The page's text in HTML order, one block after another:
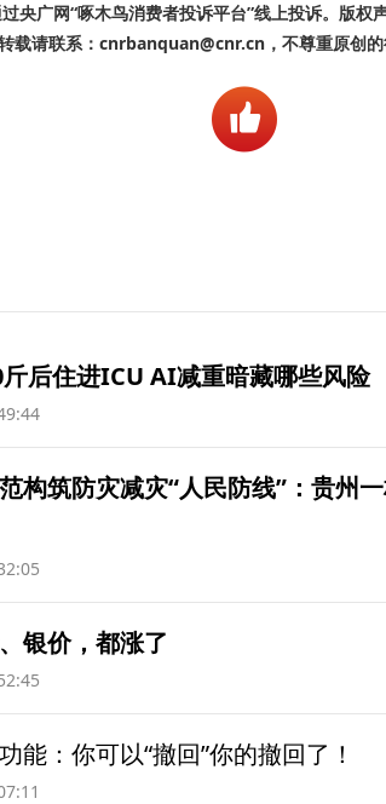
央广网“啄木鸟消费者投诉平台”线上投诉。版权
载请联系：cnrbanquan@cnr.cn，不尊重原创的
后住进ICU AI减重暗藏哪些风险
构筑防灾减灾“人民防线”：贵州
银价，都涨了
能：你可以“撤回”你的撤回了！